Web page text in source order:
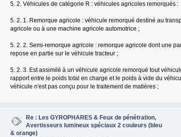
5. 2. Véhicules de catégorie R : véhicules agricoles remorqués :
5. 2. 1. Remorque agricole : véhicule remorqué destiné au
agricole ou à une machine agricole automotrice ;
5. 2. 2. Semi-remorque agricole : remorque agricole dont une
repose en partie sur le véhicule tracteur ;
5. 2. 3. Est assimilé à un véhicule agricole remorqué tout
rapport entre le poids total en charge et le poids à vide du
véhicule n'est pas conçu pour le traitement de matières ;
Re : Les GYROPHARES & Feux de pénétration,
Avertisseurs lumineux spéciaux 2 couleurs (bleu
& orange)